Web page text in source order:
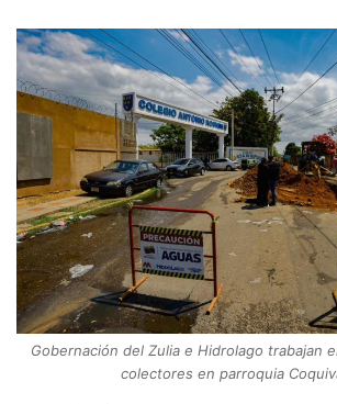
Gobernación del Zulia e Hidrolago trabajan
colectores en parroquia